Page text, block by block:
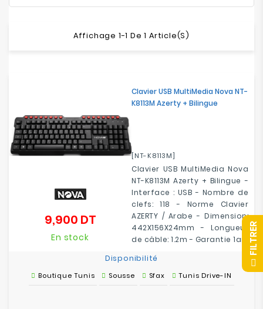
Bureautique
Réseau
&
Mobilités
Loisirs
Affichage 1-1 De 1 Article(s)
Clavier USB MultiMedia Nova NT-
K8113M Azerty + Bilingue
[NT-K8113M]
Clavier USB MultiMedia Nova
NT-K8113M Azerty + Bilingue -
Interface : USB - Nombre de
clefs: 118 - Norme Clavier
AZERTY / Arabe - Dimension:
442X156X24mm - Longueur
de câble: 1.2m - Garantie 1an
9,900 DTPrix
En stock
Disponibilité
Boutique Tunis Sousse Sfax Tunis Drive-IN
R